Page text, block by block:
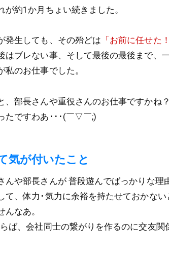
が約1か月ちょい続きました。
発生しても、その殆どは 「お前に任せた！
はブレない事、そして最後の最後まで、
のお仕事でした。
、部長さんや重役さんのお仕事ですかね？
たですわあ･･･(￣▽￣;)
気が付いたこと
や部長さんが 普段遊んでばっかりな理
て、体力･気力に余裕を持たせておかな
なあ。
ば、会社同士の繋がりを作るのに交友関